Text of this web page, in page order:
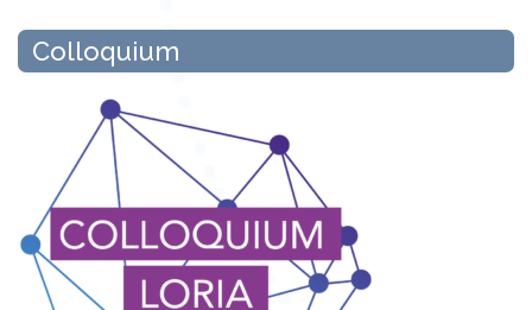
Colloquium